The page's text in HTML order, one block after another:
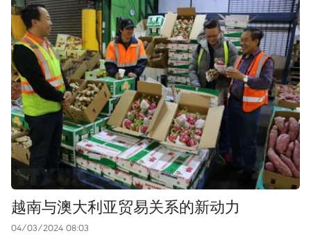
越南与澳大利亚贸易关系的新动力
04/03/2024 08:03